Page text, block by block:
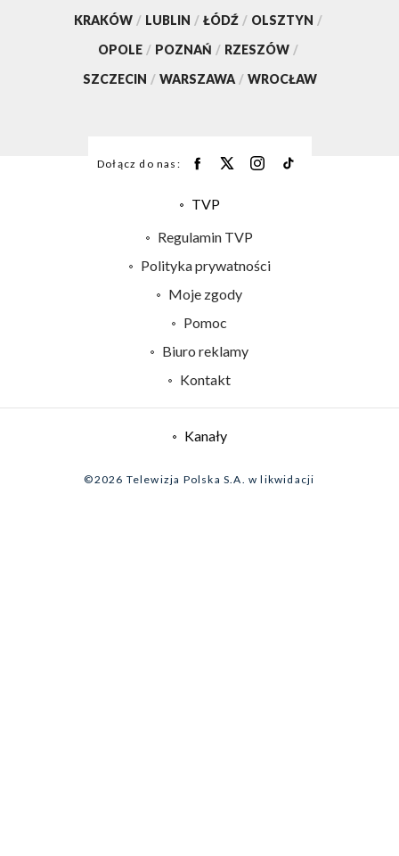
KRAKÓW / LUBLIN / ŁÓDŹ / OLSZTYN /
OPOLE / POZNAŃ / RZESZÓW /
SZCZECIN / WARSZAWA / WROCŁAW
Dołącz do nas:
TVP
Centrum informacji TVP
Naziemna Telewizja Cyfrowa
System NOS
Biuro Reklamy
Regulamin TVP
Polityka prywatności
Moje zgody
Pomoc
Biuro reklamy
Kontakt
Kanały
©2026 Telewizja Polska S.A. w likwidacji